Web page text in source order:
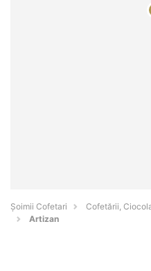
Șoimii Cofetari
Cofetării,
Artizan